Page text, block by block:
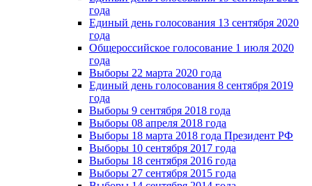
года
Единый день голосования 13 сентября 2020
года
Общероссийское голосование 1 июля 2020
года
Выборы 22 марта 2020 года
Единый день голосования 8 сентября 2019
года
Выборы 9 сентября 2018 года
Выборы 08 апреля 2018 года
Выборы 18 марта 2018 года Президент РФ
Выборы 10 сентября 2017 года
Выборы 18 сентября 2016 года
Выборы 27 сентября 2015 года